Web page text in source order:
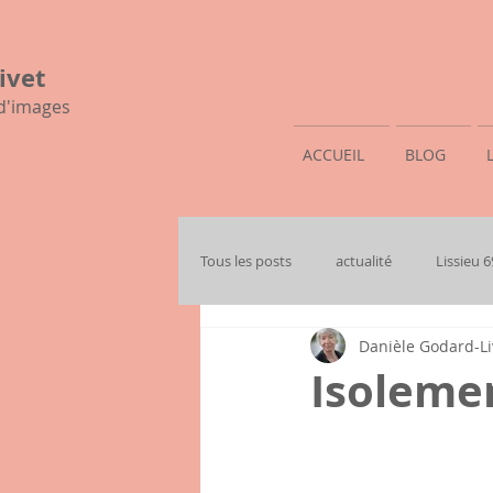
ACCUEIL BLOG
Tous les posts actualité Lissieu
mon histoire familialeDanièle Godard-